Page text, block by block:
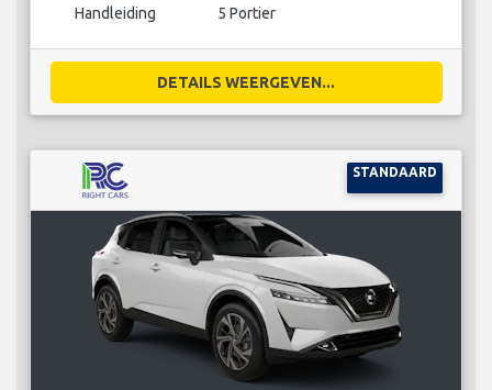
Handleiding 5 Portier
DETAILS WEERGEVEN...
STANDAARD